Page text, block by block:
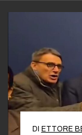
DI ETTORE